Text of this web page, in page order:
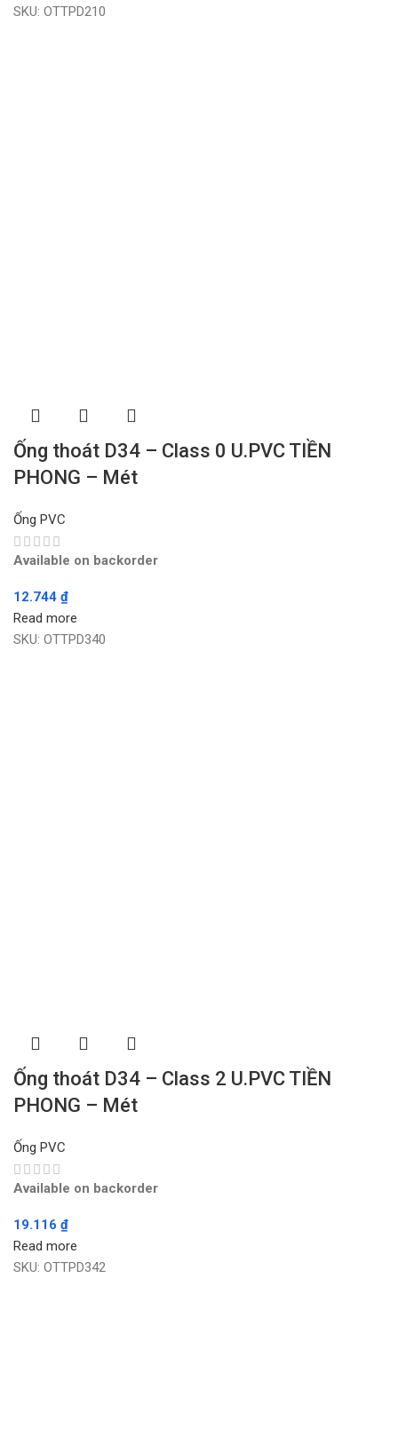
SKU: OTTPD210
Ống thoát D34 – Class 0 U.PVC TIỀN
PHONG – Mét
Ống PVC
Available on backorder
12.744 ₫
Read more
SKU: OTTPD340
Ống thoát D34 – Class 2 U.PVC TIỀN
PHONG – Mét
Ống PVC
Available on backorder
19.116 ₫
Read more
SKU: OTTPD342